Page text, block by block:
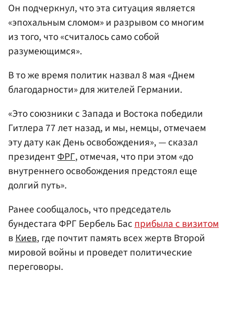
Он подчеркнул, что эта ситуация является
«эпохальным сломом» и разрывом со многим
из того, что «считалось само собой
разумеющимся».
В то же время политик назвал 8 мая «Днем
благодарности» для жителей Германии.
«Это союзники с Запада и Востока победили
Гитлера 77 лет назад, и мы, немцы, отмечаем
эту дату как День освобождения», — сказал
президентФРГ, отмечая, что при этом «до
внутреннего освобождения предстоял еще
долгий путь».
Ранее сообщалось, что председатель
бундестага ФРГ Бербель Басприбыла с визитом
вКиев, где почтит память всех жертв Второй
мировой войны и проведет политические
переговоры.